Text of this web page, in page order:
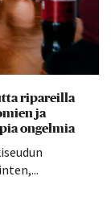
ripareilla
ja
ongelmia